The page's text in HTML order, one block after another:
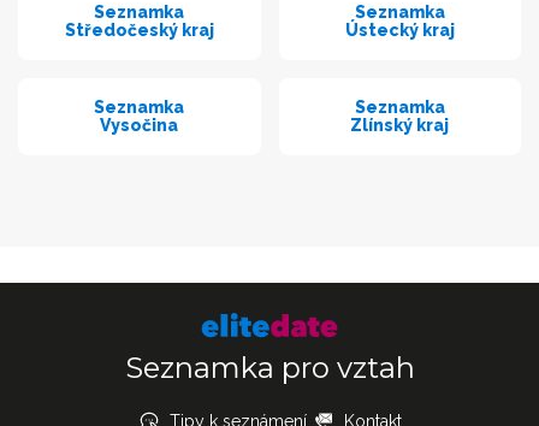
Seznamka
Středočeský kraj
Seznamka
Ústecký kraj
Seznamka
Vysočina
Seznamka
Zlínský kraj
Seznamka pro vztah
Tipy k seznámení Kontakt